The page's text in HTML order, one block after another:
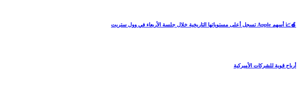
🍏📈 أسهم Apple تسجل أعلى مستوياتها التاريخية خلال جلسة الأربعاء في وول ستريت
أرباح قوية للشركات الأميركية